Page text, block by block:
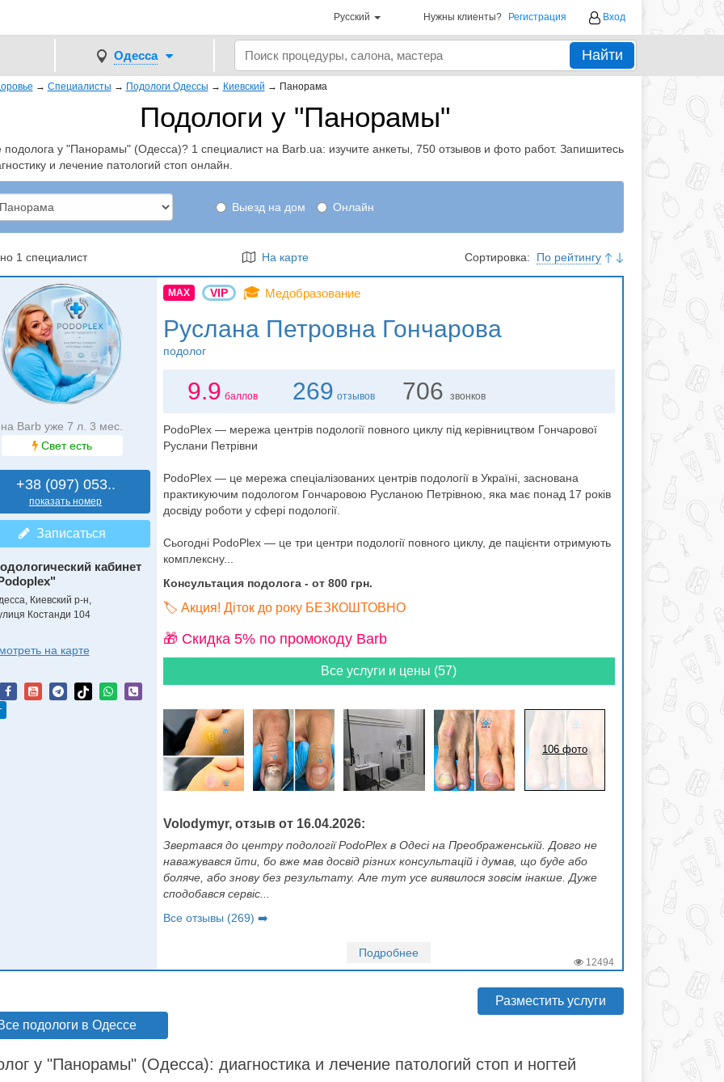
Русский Нужны клиенты? Регистрация Вход
Одесса Найти
→ Специалисты → Подологи Одессы → Киевский → Панорама
Подологи у "Панорамы"
у "Панорамы" (Одесса)? 1 специалист на Barb.ua: изучите анкеты, 750 отзывов и фото работ. Запишитесь
и лечение патологий стоп онлайн.
Выезд на дом Онлайн
1 специалист На карте Сортировка: По рейтингу
на Barb уже 7 л. 3 мес.
Свет есть
+38 (097) 053..
показать номер
Записаться
кабинет
Киевский р-н,
Костанди 104
на карте
MAX VIP 🎓 Медобразование
Руслана Петровна Гончарова
подолог
9.9 баллов 269 отзывов 706 звонков
PodoPlex — мережа центрів подології повного циклу під керівництвом Гончарової
Руслани Петрівни
PodoPlex — це мережа спеціалізованих центрів подології в Україні, заснована
практикуючим подологом Гончаровою Русланою Петрівною, яка має понад 17 років
досвіду роботи у сфері подології.
Сьогодні PodoPlex — це три центри подології повного циклу, де пацієнти отримують
комплексну...
Консультация подолога - от 800 грн.
🏷️ Акция! Діток до року БЕЗКОШТОВНО
🎁 Cкидка 5% по промокоду Barb
Все услуги и цены (57)
106 фото
Volodymyr, отзыв от 16.04.2026:
Звертався до центру подології PodoPlex в Одесі на Преображенській. Довго не
наважувався йти, бо вже мав досвід різних консультацій і думав, що буде або
боляче, або знову без результату. Але тут усе виявилося зовсім інакше. Дуже
сподобався сервіс...
Все отзывы (269) ➡️
Подробнее
12494
подологи в Одессе
Разместить услуги
у "Панорамы" (Одесса): диагностика и лечение патологий стоп и ногтей